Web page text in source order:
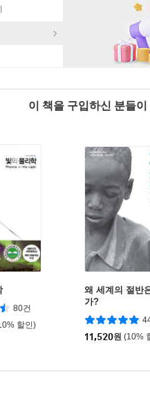
이 책을 구입하신 분들이
80건
할인)
왜 세계의 절반
가?
11,520원 (10%